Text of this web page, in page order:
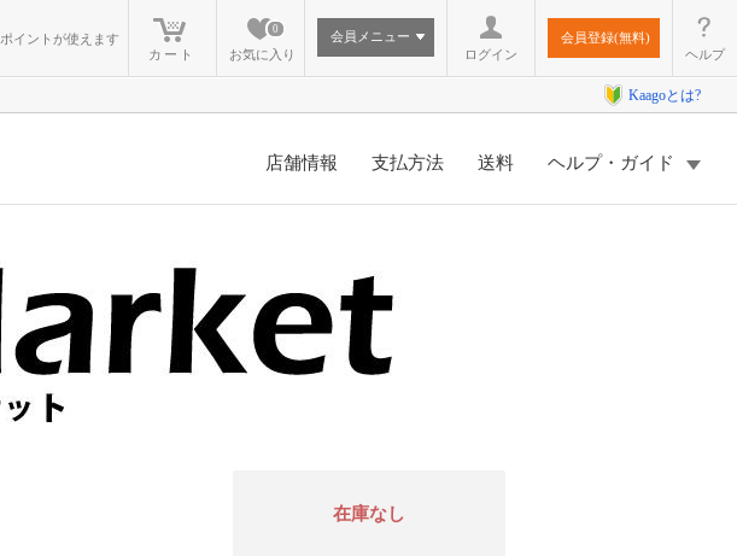
ポイントが使えます
カート
お気に入り
0
会員メニュー
ログイン
会員登録(無料)
ヘルプ
Kaagoとは?
店舗情報 支払方法 送料 ヘルプ・ガイド
在庫なし